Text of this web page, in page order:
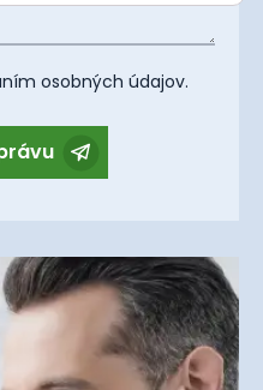
osobných údajov.